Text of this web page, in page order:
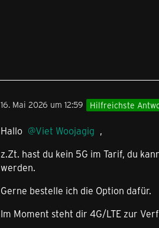
16. Mai 2026 um 12:59 Hilfreichste
Hallo Viet Woojagig ,
z.Zt. hast du kein 5G im Tarif, du
werden.
Gerne bestelle ich die Option dafür.
Im Moment steht dir 4G/LTE zur